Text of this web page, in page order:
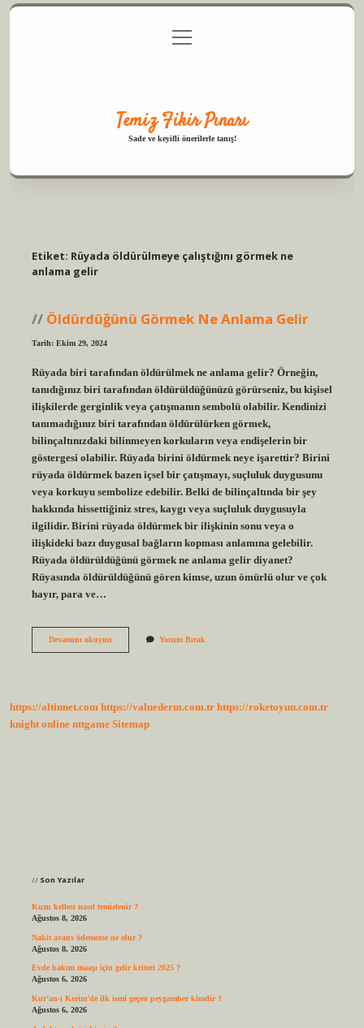
Gizlilik Politikası
menüyü
aç
Temiz Fikir Pınarı
Sade ve keyifli önerilerle tanış!
Etiket: Rüyada öldürülmeye çalıştığını görmek ne
anlama gelir
Öldürdüğünü Görmek Ne Anlama Gelir
Tarih: Ekim 29, 2024
Rüyada biri tarafından öldürülmek ne anlama gelir? Örneğin,
tanıdığınız biri tarafından öldürüldüğünüzü görürseniz, bu kişisel
ilişkilerde gerginlik veya çatışmanın sembolü olabilir. Kendinizi
tanımadığınız biri tarafından öldürülürken görmek,
bilinçaltınızdaki bilinmeyen korkuların veya endişelerin bir
göstergesi olabilir. Rüyada birini öldürmek neye işarettir? Birini
rüyada öldürmek bazen içsel bir çatışmayı, suçluluk duygusunu
veya korkuyu sembolize edebilir. Belki de bilinçaltında bir şey
hakkında hissettiğiniz stres, kaygı veya suçluluk duygusuyla
ilgilidir. Birini rüyada öldürmek bir ilişkinin sonu veya o
ilişkideki bazı duygusal bağların kopması anlamına gelebilir.
Rüyada öldürüldüğünü görmek ne anlama gelir diyanet?
Rüyasında öldürüldüğünü gören kimse, uzun ömürlü olur ve çok
hayır, para ve…
Devamını okuyunÖldürdüğünüYorum Bırak
https://altinnet.com https://valuederm.com.tr https://roketoyun.com.tr
knight online nttgame Sitemap
Son Yazılar
Kuzu kellesi nasıl temizlenir ?
Ağustos 8, 2026
Nakit avans ödemezse ne olur ?
Ağustos 8, 2026
Evde bakım maaşı için gelir kriteri 2025 ?
Ağustos 6, 2026
Kur’an-ı Kerim’de ilk ismi geçen peygamber kimdir ?
Ağustos 6, 2026